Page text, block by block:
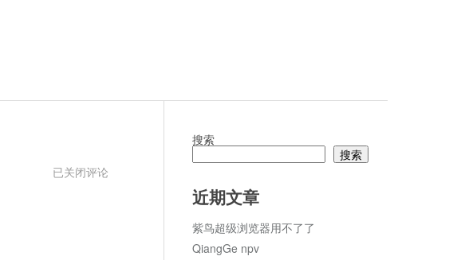
可
已关闭评论
搜索
搜索
近期文章
紫鸟超级浏览器用不了了
QiangGe npv